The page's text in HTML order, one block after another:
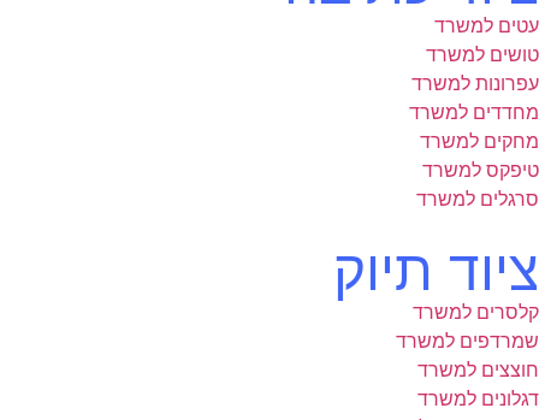
עטים למשרד
טושים למשרד
עפרונות למשרד
מחדדים למשרד
מחקים למשרד
טיפקס למשרד
סרגלים למשרד
ציוד תיוק
קלסרים למשרד
שמרדפים למשרד
חוצצים למשרד
דגלונים למשרד